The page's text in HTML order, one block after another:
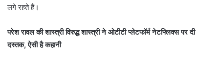
लगे रहते हैं।
परेश रावल की शास्त्री विरुद्ध शास्त्री ने ओटीटी प्लेटफॉर्म नेटफ्लिक्स पर दी
दस्तक, ऐसी है कहानी